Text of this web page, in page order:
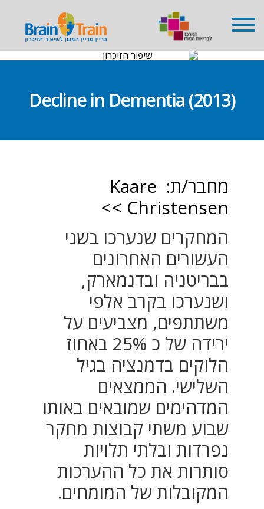
בְּאֲתָר
זֶה
מַעֲרֶכֶת
נָגִישׁ
(Decline in Dementia (2013
מחבר/ת: Kaare
Christensen >>
המחקרים שנערכו בשני
העשורים האחרונים
בבריטניה ובדנמארק,
ושנערכו בקרב אלפי
משתתפים, מצביעים על
ירידה של כ 25% באחוז
הלוקים בדמנציה בגיל
השלישי. הממצאים
המדהימים שמובאים באותו
שבוע משתי קבוצות מחקר
נפרדות ובלתי תלויות
סותרות את כל ההערכות
המקובלות של המומחים.